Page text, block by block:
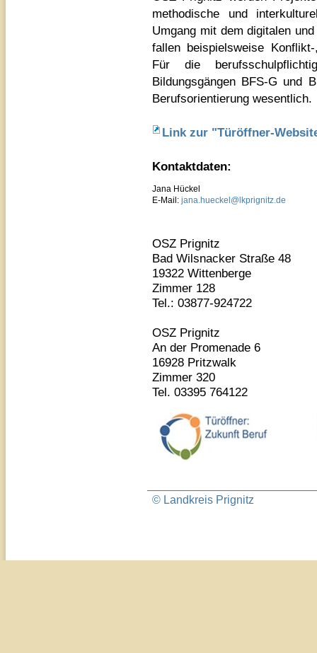
methodische und
Umgang mit dem digitalen
fallen beispielsweise
Für die
Bildungsgängen BFS-G und
Berufsorientierung wesentlich.
Link zur "Türöffner-
Kontaktdaten:
Jana Hückel
E-Mail: jana.hueckel@lkprignitz.de
OSZ Prignitz
Bad Wilsnacker Straße 48
19322 Wittenberge
Zimmer 128
Tel.: 03877-924722
OSZ Prignitz
An der Promenade 6
16928 Pritzwalk
Zimmer 320
Tel. 03395 764122
© Landkreis Prignitz